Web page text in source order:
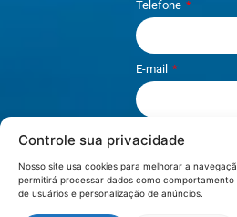
Controle sua privacidade
Nosso site usa cookies para melhorar a
permitirá processar dados como
de usuários e personalização de anúncios.
Telefone
E-mail
Li e aceito os
Privacidade